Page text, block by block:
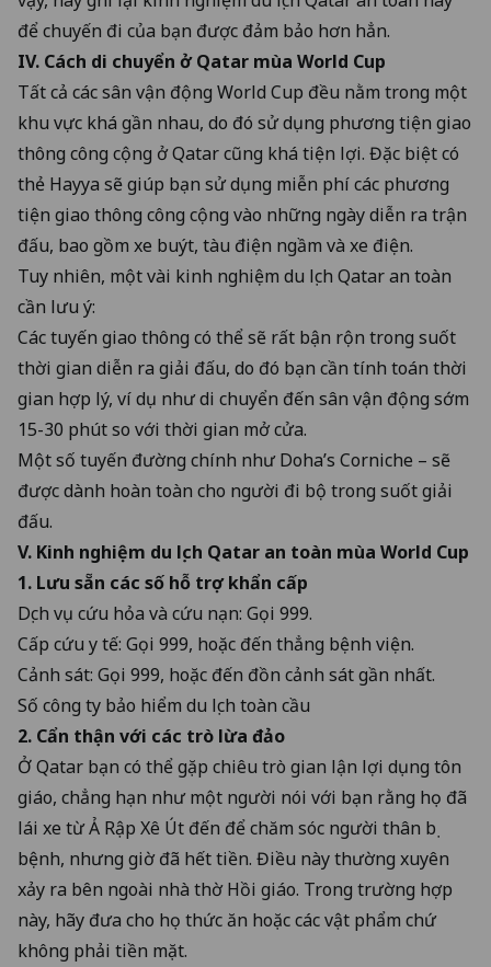
để chuyến đi của bạn được đảm bảo hơn hẳn.
IV. Cách di chuyển ở Qatar mùa World Cup
Tất cả các sân vận động World Cup đều nằm trong một
khu vực khá gần nhau, do đó sử dụng phương tiện giao
thông công cộng ở Qatar cũng khá tiện lợi. Đặc biệt có
thẻ Hayya sẽ giúp bạn sử dụng miễn phí các phương
tiện giao thông công cộng vào những ngày diễn ra trận
đấu, bao gồm xe buýt, tàu điện ngầm và xe điện.
Tuy nhiên, một vài kinh nghiệm du lịch Qatar an toàn
cần lưu ý:
Các tuyến giao thông có thể sẽ rất bận rộn trong suốt
thời gian diễn ra giải đấu, do đó bạn cần tính toán thời
gian hợp lý, ví dụ như di chuyển đến sân vận động sớm
15-30 phút so với thời gian mở cửa.
Một số tuyến đường chính như Doha’s Corniche – sẽ
được dành hoàn toàn cho người đi bộ trong suốt giải
đấu.
V. Kinh nghiệm du lịch Qatar an toàn mùa World Cup
1. Lưu sẵn các số hỗ trợ khẩn cấp
Dịch vụ cứu hỏa và cứu nạn: Gọi 999.
Cấp cứu y tế: Gọi 999, hoặc đến thẳng bệnh viện.
Cảnh sát: Gọi 999, hoặc đến đồn cảnh sát gần nhất.
Số công ty bảo hiểm du lịch toàn cầu
2. Cẩn thận với các trò lừa đảo
Ở Qatar bạn có thể gặp chiêu trò gian lận lợi dụng tôn
giáo, chẳng hạn như một người nói với bạn rằng họ đã
lái xe từ Ả Rập Xê Út đến để chăm sóc người thân bị
bệnh, nhưng giờ đã hết tiền. Điều này thường xuyên
xảy ra bên ngoài nhà thờ Hồi giáo. Trong trường hợp
này, hãy đưa cho họ thức ăn hoặc các vật phẩm chứ
không phải tiền mặt.